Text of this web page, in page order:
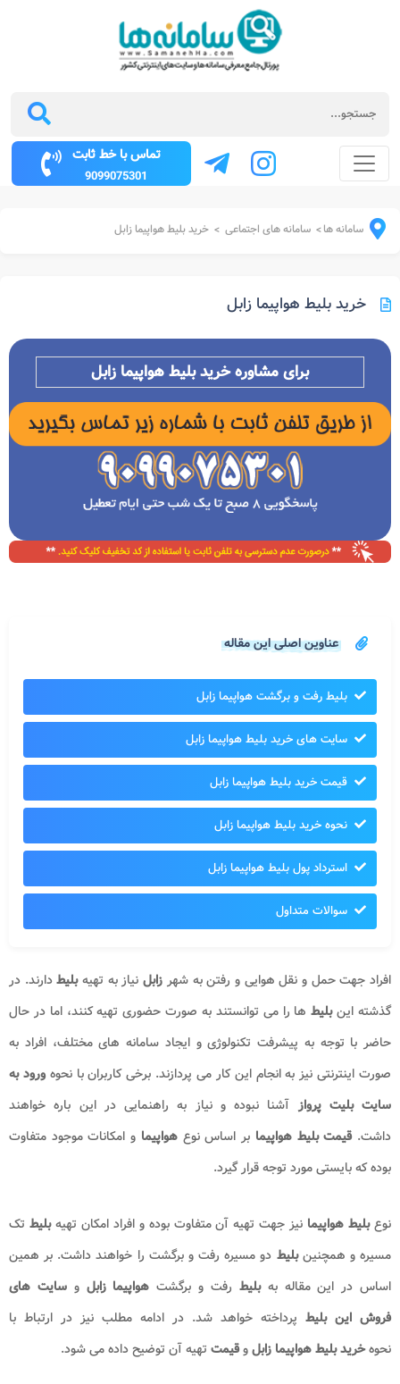
تماس با خط ثابت
9099075301
سامانه ها> سامانه های اجتماعی > خرید بلیط هواپیما زابل
خرید بلیط هواپیما زابل
برای مشاوره خرید بلیط هواپیما زابل
عناوین اصلی این مقاله
بلیط رفت و برگشت هواپیما زابل
سایت های خرید بلیط هواپیما زابل
قیمت خرید بلیط هواپیما زابل
نحوه خرید بلیط هواپیما زابل
استرداد پول بلیط هواپیما زابل
سوالات متداول
افراد جهت حمل و نقل هوایی و رفتن به شهر زابلنیاز به تهیهبلیطدارند. در
گذشته اینبلیط ها را می توانستند به صورت حضوری تهیه کنند، اما در حال
حاضر با توجه به پیشرفت تکنولوژی و ایجاد سامانه های مختلف، افراد به
صورت اینترنتی نیز به انجام این کار می پردازند. برخی کاربران با نحوهورود به
سایت بلیت پروازآشنا نبوده و نیاز به راهنمایی در این باره خواهند
داشت.قیمت بلیط هواپیما بر اساس نوعهواپیما و امکانات موجود متفاوت
بوده که بایستی مورد توجه قرار گیرد.
نوعبلیط هواپیما نیز جهت تهیه آن متفاوت بوده و افراد امکان تهیهبلیط تک
مسیره و همچنینبلیط دو مسیره رفت و برگشت را خواهند داشت. بر همین
اساس در این مقاله بهبلیط رفت و برگشت هواپیما زابلوسایت های
فروش این بلیط پرداخته خواهد شد. در ادامه مطلب نیز در ارتباط با
نحوهخرید بلیط هواپیما زابلوقیمت تهیه آن توضیح داده می شود.